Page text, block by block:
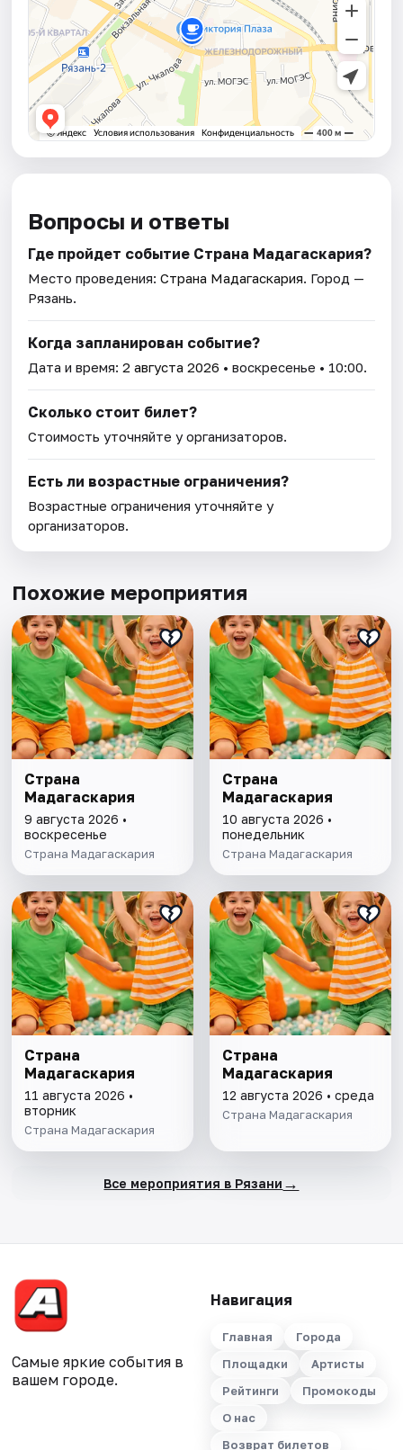
Вопросы и ответы
Где пройдет событие Страна Мадагаскария?
Место проведения:Страна Мадагаскария. Город —
Рязань.
Когда запланирован событие?
Дата и время:2 августа 2026 • воскресенье • 10:00.
Сколько стоит билет?
Стоимость уточняйте у организаторов.
Есть ли возрастные ограничения?
Возрастные ограничения уточняйте у
организаторов.
Похожие мероприятия
Страна
Мадагаскария
9 августа 2026 •
воскресенье
Страна Мадагаскария
Страна
Мадагаскария
10 августа 2026 •
понедельник
Страна Мадагаскария
Страна
Мадагаскария
11 августа 2026 •
вторник
Страна Мадагаскария
Страна
Мадагаскария
12 августа 2026 • среда
Страна Мадагаскария
Все мероприятия в Рязани →
Самые яркие события в
вашем городе.
Навигация
Главная
Города
Площадки
Артисты
Рейтинги
Промокоды
О нас
Возврат билетов